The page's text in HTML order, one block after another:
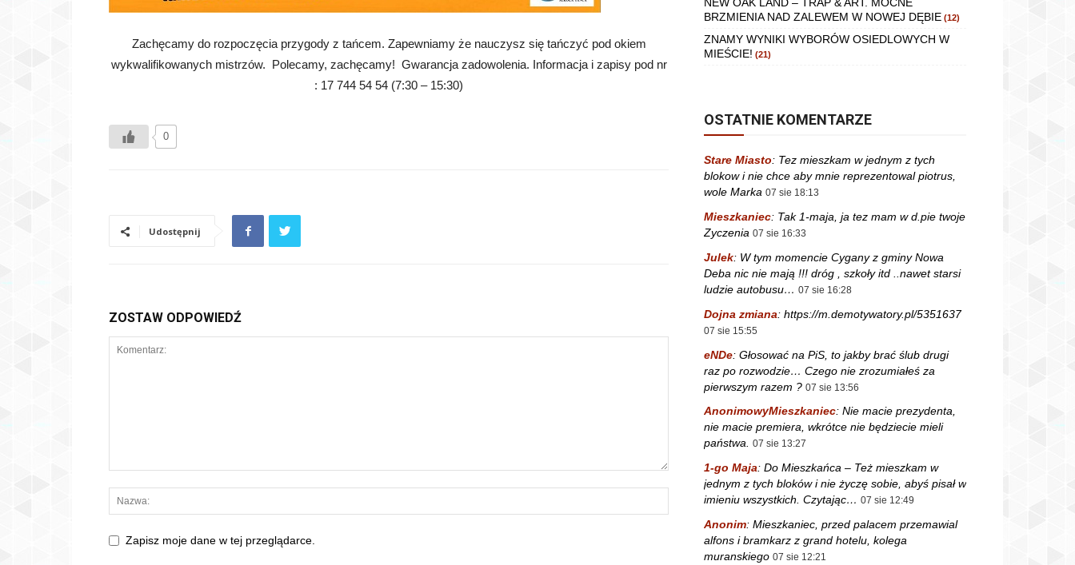
Zachęcamy do rozpoczęcia przygody z tańcem. Zapewniamy że nauczysz się tańczyć pod okiem
wykwalifikowanych mistrzów. Polecamy, zachęcamy! Gwarancja zadowolenia. Informacja i zapisy pod nr
: 17 744 54 54 (7:30 – 15:30)
0
Udostępnij
ZOSTAW ODPOWIEDŹ
Zapisz moje dane w tej przeglądarce.
NEW OAK LAND – TRAP & ART. MOCNE
BRZMIENIA NAD ZALEWEM W NOWEJ DĘBIE (12)
ZNAMY WYNIKI WYBORÓW OSIEDLOWYCH W
MIEŚCIE! (21)
OSTATNIE KOMENTARZE
Stare Miasto: Tez mieszkam w jednym z tych
blokow i nie chce aby mnie reprezentowal piotrus,
wole Marka 07 sie 18:13
Mieszkaniec: Tak 1-maja, ja tez mam w d.pie twoje
Zyczenia 07 sie 16:33
Julek: W tym momencie Cygany z gminy Nowa
Deba nic nie mają !!! dróg , szkoły itd ..nawet starsi
ludzie autobusu… 07 sie 16:28
Dojna zmiana: https://m.demotywatory.pl/5351637
07 sie 15:55
eNDe: Głosować na PiS, to jakby brać ślub drugi
raz po rozwodzie… Czego nie zrozumiałeś za
pierwszym razem ? 07 sie 13:56
AnonimowyMieszkaniec: Nie macie prezydenta,
nie macie premiera, wkrótce nie będziecie mieli
państwa. 07 sie 13:27
1-go Maja: Do Mieszkańca – Też mieszkam w
jednym z tych bloków i nie życzę sobie, abyś pisał w
imieniu wszystkich. Czytając… 07 sie 12:49
Anonim: Mieszkaniec, przed palacem przemawial
alfons i bramkarz z grand hotelu, kolega
muranskiego 07 sie 12:21